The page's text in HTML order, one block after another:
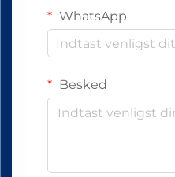
WhatsApp
Besked